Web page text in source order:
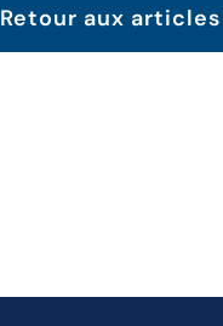
Retour aux articles